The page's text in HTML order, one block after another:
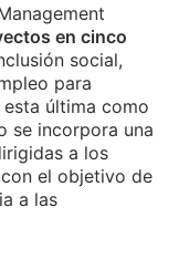
en cinco
social,
para
última como
se incorpora una
a los
el objetivo de
a las